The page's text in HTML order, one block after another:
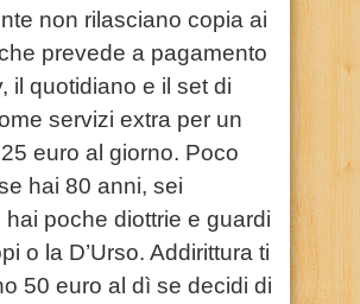
non rilasciano copia ai
prevede a pagamento
il quotidiano e il set di
servizi extra per un
euro al giorno. Poco
hai 80 anni, sei
hai poche diottrie e guardi
o la D’Urso. Addirittura ti
50 euro al dì se decidi di